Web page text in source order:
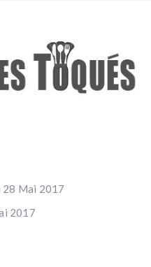
28 Mai 2017
2017